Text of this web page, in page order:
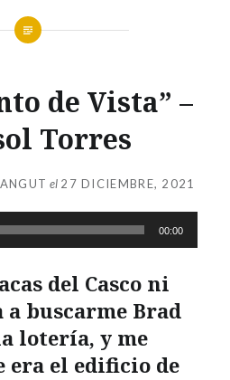
de Vista” –
Torres
el 27 DICIEMBRE, 2021
00:00
del Casco ni
a buscarme Brad
lotería, y me
era el edificio de